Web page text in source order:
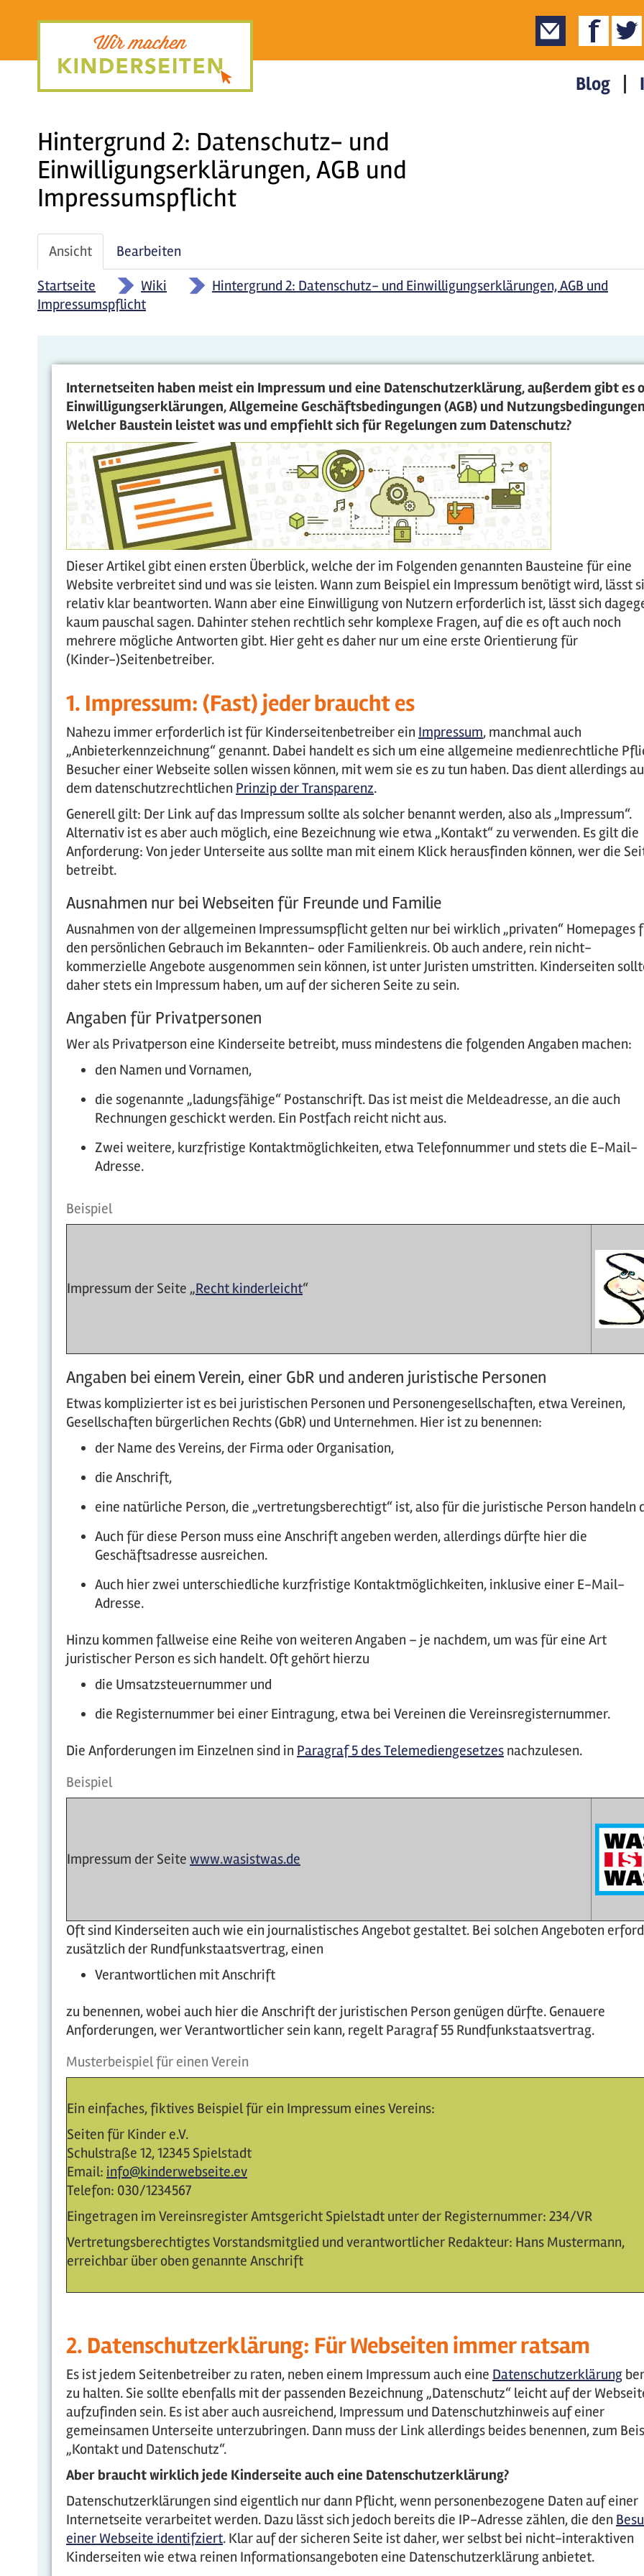
Blog
Hintergrund 2: Datenschutz- und
Einwilligungserklärungen, AGB und
Impressumspflicht
Haupt-
Reiter
Ansicht (aktiver
Reiter)
Bearbeiten
Startseite
» Wiki »
Hintergrund 2: Datenschutz- und Einwilligungserklärungen, AGB und
Impressumspflicht
Internetseiten haben meist ein Impressum und eine Datenschutzerklärung, außerdem gibt es
Einwilligungserklärungen, Allgemeine Geschäftsbedingungen (AGB) und
Welcher Baustein leistet was und empfiehlt sich für Regelungen zum Datenschutz?
Dieser Artikel gibt einen ersten Überblick, welche der im Folgenden genannten Bausteine für eine
Website verbreitet sind und was sie leisten. Wann zum Beispiel ein Impressum benötigt wird, lässt
relativ klar beantworten. Wann aber eine Einwilligung von Nutzern erforderlich ist, lässt sich
kaum pauschal sagen. Dahinter stehen rechtlich sehr komplexe Fragen, auf die es oft auch noch
mehrere mögliche Antworten gibt. Hier geht es daher nur um eine erste Orientierung für
(Kinder-)Seitenbetreiber.
1. Impressum: (Fast) jeder braucht es
Nahezu immer erforderlich ist für Kinderseitenbetreiber ein Impressum, manchmal auch
„Anbieterkennzeichnung“ genannt. Dabei handelt es sich um eine allgemeine medienrechtliche
Besucher einer Webseite sollen wissen können, mit wem sie es zu tun haben. Das dient allerdings
dem datenschutzrechtlichen Prinzip der Transparenz.
Generell gilt: Der Link auf das Impressum sollte als solcher benannt werden, also als „Impressum“.
Alternativ ist es aber auch möglich, eine Bezeichnung wie etwa „Kontakt“ zu verwenden. Es gilt die
Anforderung: Von jeder Unterseite aus sollte man mit einem Klick herausfinden können, wer die
betreibt.
Ausnahmen nur bei Webseiten für Freunde und Familie
Ausnahmen von der allgemeinen Impressumspflicht gelten nur bei wirklich „privaten“ Homepages
den persönlichen Gebrauch im Bekannten- oder Familienkreis. Ob auch andere, rein nicht-
kommerzielle Angebote ausgenommen sein können, ist unter Juristen umstritten. Kinderseiten
daher stets ein Impressum haben, um auf der sicheren Seite zu sein.
Angaben für Privatpersonen
Wer als Privatperson eine Kinderseite betreibt, muss mindestens die folgenden Angaben machen:
den Namen und Vornamen,
die sogenannte „ladungsfähige“ Postanschrift. Das ist meist die Meldeadresse, an die auch
Rechnungen geschickt werden. Ein Postfach reicht nicht aus.
Zwei weitere, kurzfristige Kontaktmöglichkeiten, etwa Telefonnummer und stets die E-Mail-
Adresse.
Impressum der Seite „Recht kinderleicht“
Beispiel
Angaben bei einem Verein, einer GbR und anderen juristische Personen
Etwas komplizierter ist es bei juristischen Personen und Personengesellschaften, etwa Vereinen,
Gesellschaften bürgerlichen Rechts (GbR) und Unternehmen. Hier ist zu benennen:
der Name des Vereins, der Firma oder Organisation,
die Anschrift,
eine natürliche Person, die „vertretungsberechtigt“ ist, also für die juristische Person handeln
Auch für diese Person muss eine Anschrift angeben werden, allerdings dürfte hier die
Geschäftsadresse ausreichen.
Auch hier zwei unterschiedliche kurzfristige Kontaktmöglichkeiten, inklusive einer E-Mail-
Adresse.
Hinzu kommen fallweise eine Reihe von weiteren Angaben – je nachdem, um was für eine Art
juristischer Person es sich handelt. Oft gehört hierzu
die Umsatzsteuernummer und
die Registernummer bei einer Eintragung, etwa bei Vereinen die Vereinsregisternummer.
Die Anforderungen im Einzelnen sind in Paragraf 5 des Telemediengesetzes nachzulesen.
Impressum der Seite www.wasistwas.de
Beispiel
Oft sind Kinderseiten auch wie ein journalistisches Angebot gestaltet. Bei solchen Angeboten
zusätzlich der Rundfunkstaatsvertrag, einen
Verantwortlichen mit Anschrift
zu benennen, wobei auch hier die Anschrift der juristischen Person genügen dürfte. Genauere
Anforderungen, wer Verantwortlicher sein kann, regelt Paragraf 55 Rundfunkstaatsvertrag.
Ein einfaches, fiktives Beispiel für ein Impressum eines Vereins:
Seiten für Kinder e.V.
Schulstraße 12, 12345 Spielstadt
Email: info@kinderwebseite.ev
Telefon: 030/1234567
Eingetragen im Vereinsregister Amtsgericht Spielstadt unter der Registernummer: 234/VR
Vertretungsberechtigtes Vorstandsmitglied und verantwortlicher Redakteur: Hans Mustermann,
erreichbar über oben genannte Anschrift
Musterbeispiel für einen Verein
2. Datenschutzerklärung: Für Webseiten immer ratsam
Es ist jedem Seitenbetreiber zu raten, neben einem Impressum auch eine Datenschutzerklärung
zu halten. Sie sollte ebenfalls mit der passenden Bezeichnung „Datenschutz“ leicht auf der
aufzufinden sein. Es ist aber auch ausreichend, Impressum und Datenschutzhinweis auf einer
gemeinsamen Unterseite unterzubringen. Dann muss der Link allerdings beides benennen, zum
„Kontakt und Datenschutz“.
Aber braucht wirklich jede Kinderseite auch eine Datenschutzerklärung?
Datenschutzerklärungen sind eigentlich nur dann Pflicht, wenn personenbezogene Daten auf einer
Internetseite verarbeitet werden. Dazu lässt sich jedoch bereits die IP-Adresse zählen, die den
einer Webseite identifziert. Klar auf der sicheren Seite ist daher, wer selbst bei nicht-interaktiven
Kinderseiten wie etwa reinen Informationsangeboten eine Datenschutzerklärung anbietet.